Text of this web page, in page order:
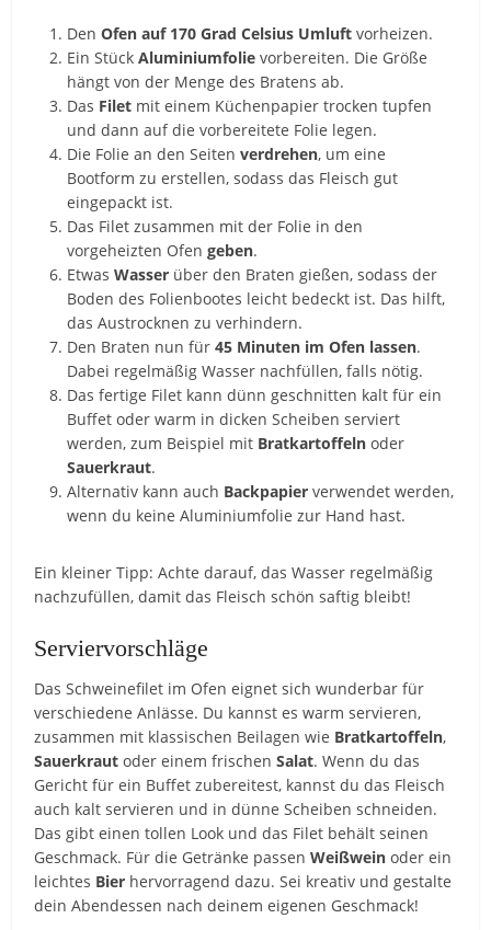
DenOfen auf 170 Grad Celsius Umluft vorheizen.
Ein StückAluminiumfolie vorbereiten. Die Größe
hängt von der Menge des Bratens ab.
Das Filet mit einem Küchenpapier trocken tupfen
und dann auf die vorbereitete Folie legen.
Die Folie an den Seitenverdrehen, um eine
Bootform zu erstellen, sodass das Fleisch gut
eingepackt ist.
Das Filet zusammen mit der Folie in den
vorgeheizten Ofengeben.
EtwasWasser über den Braten gießen, sodass der
Boden des Folienbootes leicht bedeckt ist. Das hilft,
das Austrocknen zu verhindern.
Den Braten nun für45 Minuten im Ofen lassen.
Dabei regelmäßig Wasser nachfüllen, falls nötig.
Das fertige Filet kann dünn geschnitten kalt für ein
Buffet oder warm in dicken Scheiben serviert
werden, zum Beispiel mit Bratkartoffeln oder
Sauerkraut.
Alternativ kann auch Backpapier verwendet werden,
wenn du keine Aluminiumfolie zur Hand hast.
Ein kleiner Tipp: Achte darauf, das Wasser regelmäßig
nachzufüllen, damit das Fleisch schön saftig bleibt!
Serviervorschläge
Das Schweinefilet im Ofen eignet sich wunderbar für
verschiedene Anlässe. Du kannst es warm servieren,
zusammen mit klassischen Beilagen wie Bratkartoffeln,
Sauerkraut oder einem frischenSalat. Wenn du das
Gericht für ein Buffet zubereitest, kannst du das Fleisch
auch kalt servieren und in dünne Scheiben schneiden.
Das gibt einen tollen Look und das Filet behält seinen
Geschmack. Für die Getränke passenWeißwein oder ein
leichtes Bier hervorragend dazu. Sei kreativ und gestalte
dein Abendessen nach deinem eigenen Geschmack!